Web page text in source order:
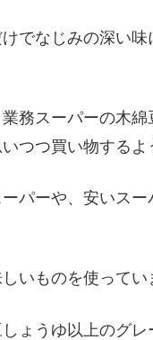
でなじみの深い
務スーパーの木
つつ買い物するよ
パーや、安いス
いものを使ってい
ょうゆ以上のグ